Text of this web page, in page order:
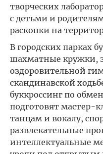
творческих
с детьми и
раскопки на
В городских парках
шахматные кружки,
оздоровительной
скандинавской
буккроссинг по
подготовят мастер-
танцам и вокалу,
развлекательные
интеллектуальные